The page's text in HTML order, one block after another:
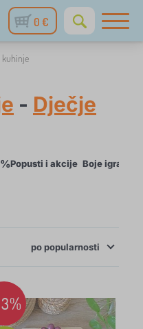
0 €
kuhinje
- Dječje
%Popusti i akcije Boje igračaka